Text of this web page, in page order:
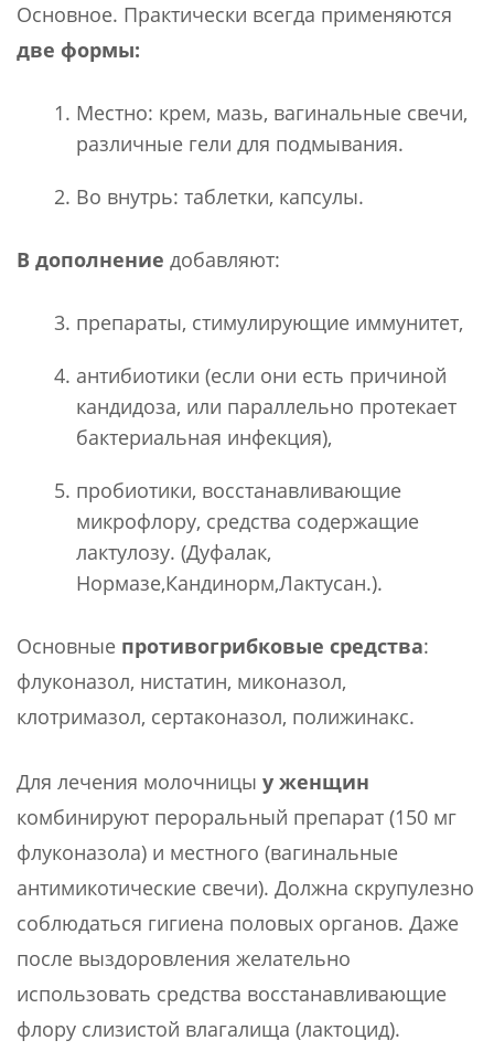
Основное. Практически всегда применяются
две формы:
Местно: крем, мазь, вагинальные свечи,
различные гели для подмывания.
Во внутрь: таблетки, капсулы.
В дополнение добавляют:
препараты, стимулирующие иммунитет,
антибиотики (если они есть причиной
кандидоза, или параллельно протекает
бактериальная инфекция),
пробиотики, восстанавливающие
микрофлору, средства содержащие
лактулозу. (Дуфалак,
Нормазе,Кандинорм,Лактусан.).
Основные противогрибковые средства:
флуконазол, нистатин, миконазол,
клотримазол, сертаконазол, полижинакс.
Для лечения молочницы у женщин
комбинируют пероральный препарат (150 мг
флуконазола) и местного (вагинальные
антимикотические свечи). Должна скрупулезно
соблюдаться гигиена половых органов. Даже
после выздоровления желательно
использовать средства восстанавливающие
флору слизистой влагалища (лактоцид).